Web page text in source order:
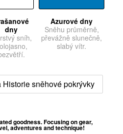
dny
sníh,
Azurové dny
Sněhu průměrně,
převážně slunečně,
slabý vítr.
sněhové pokrývky